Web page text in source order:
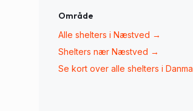
Område
Alle shelters i Næstved →
Shelters nær Næstved →
Se kort over alle shelters i